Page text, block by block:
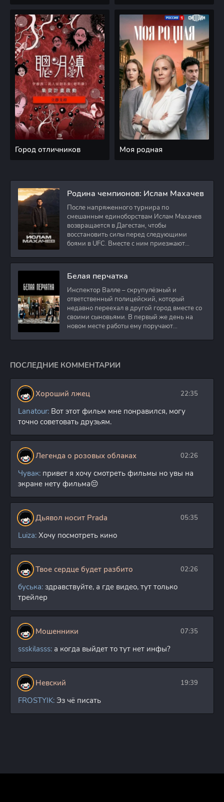
Город отличников Моя родная
Родина чемпионов: Ислам Махачев
После напряженного турнира по
смешанным единоборствам Ислам Махачев
возвращается в Дагестан, чтобы
восстановить силы перед следующими
боями в UFC. Вместе с ним приезжают
Белая перчатка
Инспектор Валле – скрупулёзный и
ответственный полицейский, который
недавно переехал в другой город вместе со
своими сыновьями. В первый же день на
новом месте работы ему поручают
ПОСЛЕДНИЕ КОММЕНТАРИИ
Хороший лжец 22:35
Lanatour: Вот этот фильм мне понравился, могу
точно советовать друзьям.
Легенда о розовых облаках 02:26
Чувак: привет я хочу смотреть фильмы но увы на
экране нету фильма😔
Дьявол носит Prada 05:35
Luiza: Хочу посмотреть кино
Твое сердце будет разбито 02:26
буська: здравствуйте, а где видео, тут только
трейлер
Мошенники 07:35
ssskilasss: а когда выйдет то тут нет инфы?
Невский 19:39
FROSTYIK: Эз чё писать